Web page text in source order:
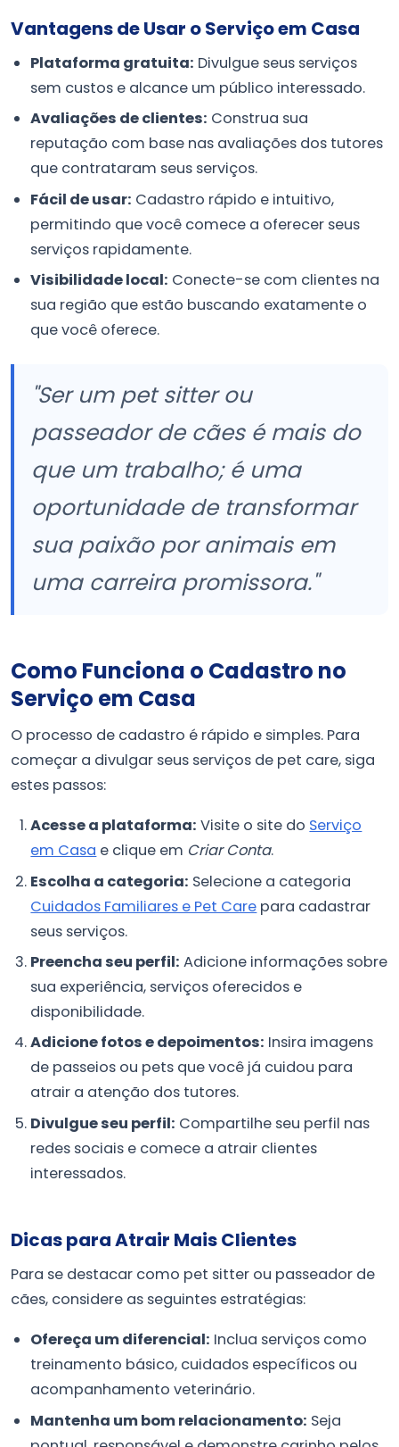
Vantagens de Usar o Serviço em Casa
Plataforma gratuita: Divulgue seus serviços
sem custos e alcance um público interessado.
Avaliações de clientes: Construa sua
reputação com base nas avaliações dos tutores
que contrataram seus serviços.
Fácil de usar: Cadastro rápido e intuitivo,
permitindo que você comece a oferecer seus
serviços rapidamente.
Visibilidade local: Conecte-se com clientes na
sua região que estão buscando exatamente o
que você oferece.
"Ser um pet sitter ou
passeador de cães é mais do
que um trabalho; é uma
oportunidade de transformar
sua paixão por animais em
uma carreira promissora."
Como Funciona o Cadastro no
Serviço em Casa
O processo de cadastro é rápido e simples. Para
começar a divulgar seus serviços de pet care, siga
estes passos:
Acesse a plataforma: Visite o site do Serviço
em Casa e clique em Criar Conta.
Escolha a categoria: Selecione a categoria
Cuidados Familiares e Pet Care para cadastrar
seus serviços.
Preencha seu perfil: Adicione informações sobre
sua experiência, serviços oferecidos e
disponibilidade.
Adicione fotos e depoimentos: Insira imagens
de passeios ou pets que você já cuidou para
atrair a atenção dos tutores.
Divulgue seu perfil: Compartilhe seu perfil nas
redes sociais e comece a atrair clientes
interessados.
Dicas para Atrair Mais Clientes
Para se destacar como pet sitter ou passeador de
cães, considere as seguintes estratégias:
Ofereça um diferencial: Inclua serviços como
treinamento básico, cuidados específicos ou
acompanhamento veterinário.
Mantenha um bom relacionamento: Seja